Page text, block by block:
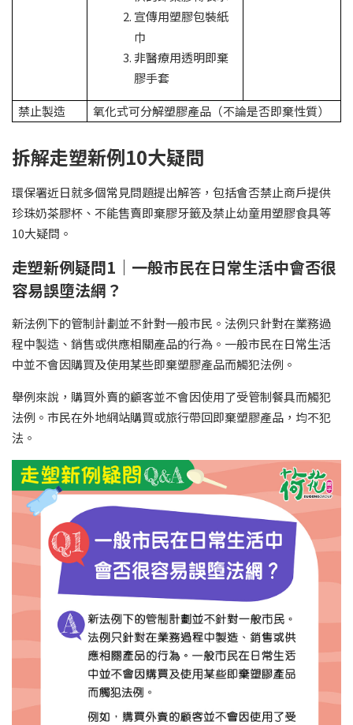
宣傳用塑膠包裝紙
巾
非醫療用透明即棄
膠手套
禁止製造
氧化式可分解塑膠產品（不論是否即棄性質）
拆解走塑新例10大疑問
環保署近日就多個常見問題提出解答，包括會否禁止商戶提供
珍珠奶茶膠杯、不能售賣即棄膠牙籤及禁止幼童用塑膠食具等
10大疑問。
走塑新例疑問1｜一般市民在日常生活中會否很
容易誤墮法網？
新法例下的管制計劃並不針對一般市民。法例只針對在業務過
程中製造、銷售或供應相關產品的行為。一般市民在日常生活
中並不會因購買及使用某些即棄塑膠產品而觸犯法例。
舉例來說，購買外賣的顧客並不會因使用了受管制餐具而觸犯
法例。市民在外地網站購買或旅行帶回即棄塑膠產品，均不犯
法。